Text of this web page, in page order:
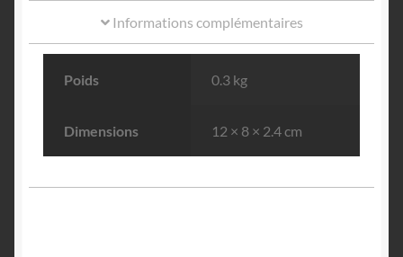
Informations complémentaires
Poids 0.3 kg
Dimensions 12 × 8 × 2.4 cm